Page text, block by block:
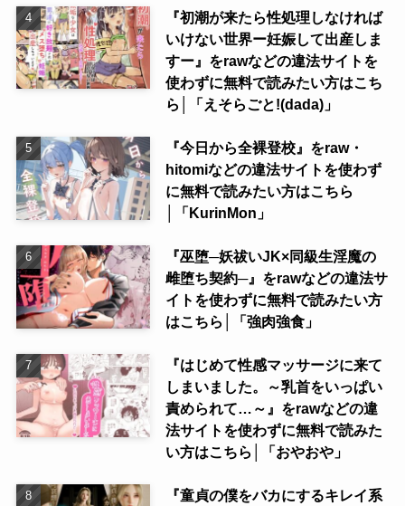
『初潮が来たら性処理しなければ
いけない世界ー妊娠して出産しま
すー』をrawなどの違法サイトを
使わずに無料で読みたい方はこち
ら│「えそらごと!(dada)」
『今日から全裸登校』をraw・
hitomiなどの違法サイトを使わず
に無料で読みたい方はこちら
│「KurinMon」
『巫堕─妖祓いJK×同級生淫魔の
雌堕ち契約─』をrawなどの違法サ
イトを使わずに無料で読みたい方
はこちら│「強肉強食」
『はじめて性感マッサージに来て
しまいました。～乳首をいっぱい
責められて…～』をrawなどの違
法サイトを使わずに無料で読みた
い方はこちら│「おやおや」
『童貞の僕をバカにするキレイ系